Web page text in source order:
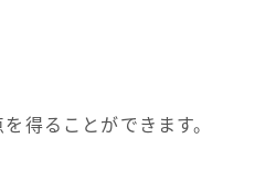
得ることができます。